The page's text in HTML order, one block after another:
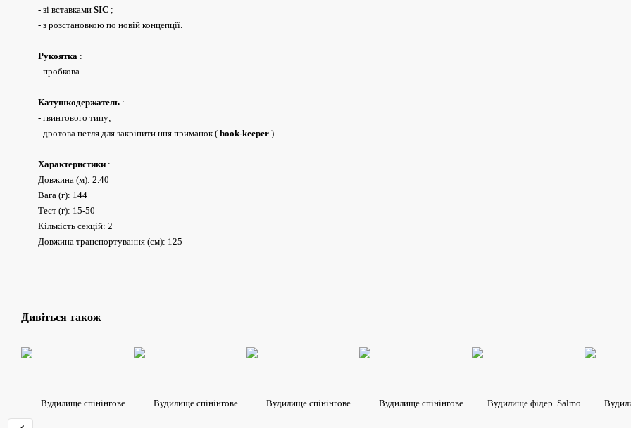
- зі вставками SIC ;
- з розстановкою по новій концепції.
Рукоятка :
- пробкова.
Катушкодержатель :
- гвинтового типу;
- дротова петля для закріпити ння приманок ( hook-keeper )
Характеристики :
Довжина (м): 2.40
Вага (г): 144
Тест (г): 15-50
Кількість секцій: 2
Довжина транспортування (см): 125
Дивіться також